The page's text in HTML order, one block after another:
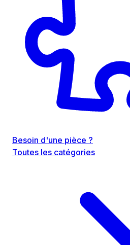
Besoin d'une pièce ?
Toutes les catégories